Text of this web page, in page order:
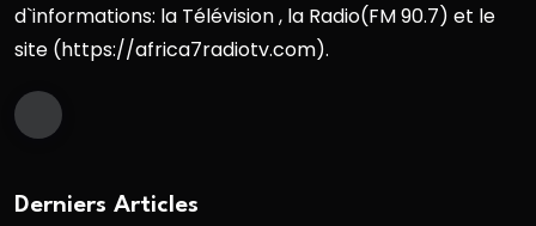
d`informations: la Télévision , la Radio(FM 90.7) et le
site (https://africa7radiotv.com).
Derniers Articles